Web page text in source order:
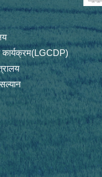
कार्यक्रम(LGCDP)